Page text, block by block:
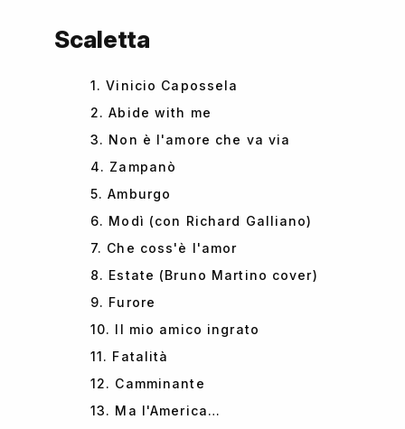
Scaletta
1. Vinicio Capossela
2. Abide with me
3. Non è l'amore che va via
4. Zampanò
5. Amburgo
6. Modì (con Richard Galliano)
7. Che coss'è l'amor
8. Estate (Bruno Martino cover)
9. Furore
10. Il mio amico ingrato
11. Fatalità
12. Camminante
13. Ma l'America…